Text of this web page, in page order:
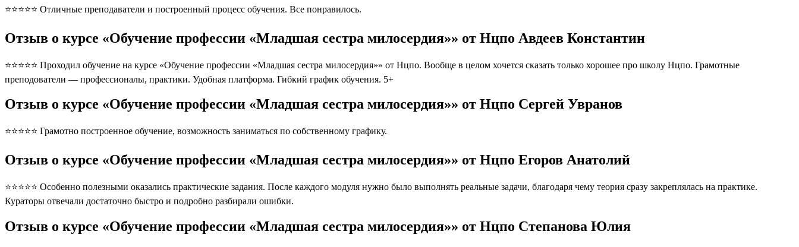
⭐⭐⭐⭐⭐ Отличные преподаватели и построенный процесс обучения. Все понравилось.
Отзыв о курсе «Обучение профессии «Младшая сестра милосердия»» от Нцпо Авдеев Константин
⭐⭐⭐⭐⭐ Проходил обучение на курсе «Обучение профессии «Младшая сестра милосердия»» от Нцпо. Вообще в целом хочется сказать только хорошее про школу Нцпо. Грамотные
преподователи — профессионалы, практики. Удобная платформа. Гибкий график обучения. 5+
Отзыв о курсе «Обучение профессии «Младшая сестра милосердия»» от Нцпо Сергей Увранов
⭐⭐⭐⭐⭐ Грамотно построенное обучение, возможность заниматься по собственному графику.
Отзыв о курсе «Обучение профессии «Младшая сестра милосердия»» от Нцпо Егоров Анатолий
⭐⭐⭐⭐⭐ Особенно полезными оказались практические задания. После каждого модуля нужно было выполнять реальные задачи, благодаря чему теория сразу закреплялась на практике.
Кураторы отвечали достаточно быстро и подробно разбирали ошибки.
Отзыв о курсе «Обучение профессии «Младшая сестра милосердия»» от Нцпо Степанова Юлия